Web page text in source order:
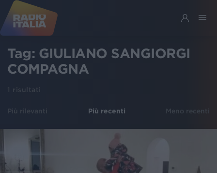
Tag: GIULIANO SANGIORGI
COMPAGNA
1 risultati
Più rilevanti Più recenti Meno recenti